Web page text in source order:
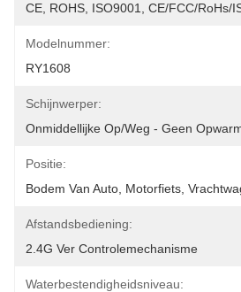
CE, ROHS, ISO9001, CE/FCC/RoHs/
Modelnummer:
RY1608
Schijnwerper:
Onmiddellijke Op/weg - Geen
Positie:
Bodem Van Auto, Motorfiets,
Afstandsbediening:
2.4G Ver Controlemechanisme
Waterbestendigheidsniveau: